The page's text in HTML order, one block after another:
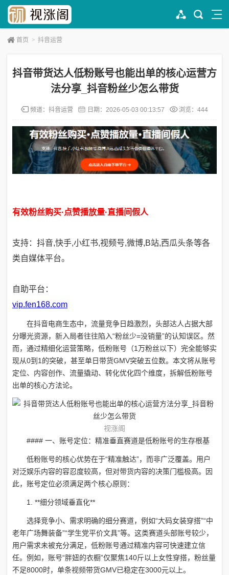
首页 > 抖音运营
抖音带货达人低粉账号也能出单的核心运营方
法分享_抖音粉丝少怎么带货
频道： 抖音运营 日期： 2026-05-03 00:13:57 浏览：444
有效粉丝购买·点赞播放量·直播间假人
支持：抖音,快手,小红书,视频号,微博,B站,西瓜头条等各
类自媒体平台。
自助平台：
vip.fen168.com
在抖音电商生态中，流量竞争日趋激烈，头部达人占据大部
分曝光资源，新入局者往往陷入“粉丝少=没销量”的认知误区。然
而，通过精细化运营策略，低粉账号（1万粉丝以下）完全能够实
现从0到1的突破，甚至单日带货GMV突破五位数。本文将从账号
定位、内容创作、流量撬动、转化优化四个维度，拆解低粉账号
出单的核心方法论。
视涨阁
#### 一、账号定位：精准垂直赛道是低粉账号的生存根基
低粉账号的核心优势在于“精准触达”，而非广泛覆盖。用户
对泛娱乐内容的容忍度较高，但对带货内容的决策门槛极高。因
此，账号定位必须满足两个核心原则：
1. **细分领域垂直化**
选择竞争小、需求明确的细分赛道，例如“大码女装穿搭”“中
老年广场舞装备”“学生党平价文具”等。这类赛道头部账号较少，
用户需求未被充分满足，低粉账号通过精准内容可快速建立信
任。例如，账号“胖妞的衣橱”仅聚焦140斤以上女性穿搭，粉丝量
不足8000时，单条视频带货GMV已稳定在3000元以上。